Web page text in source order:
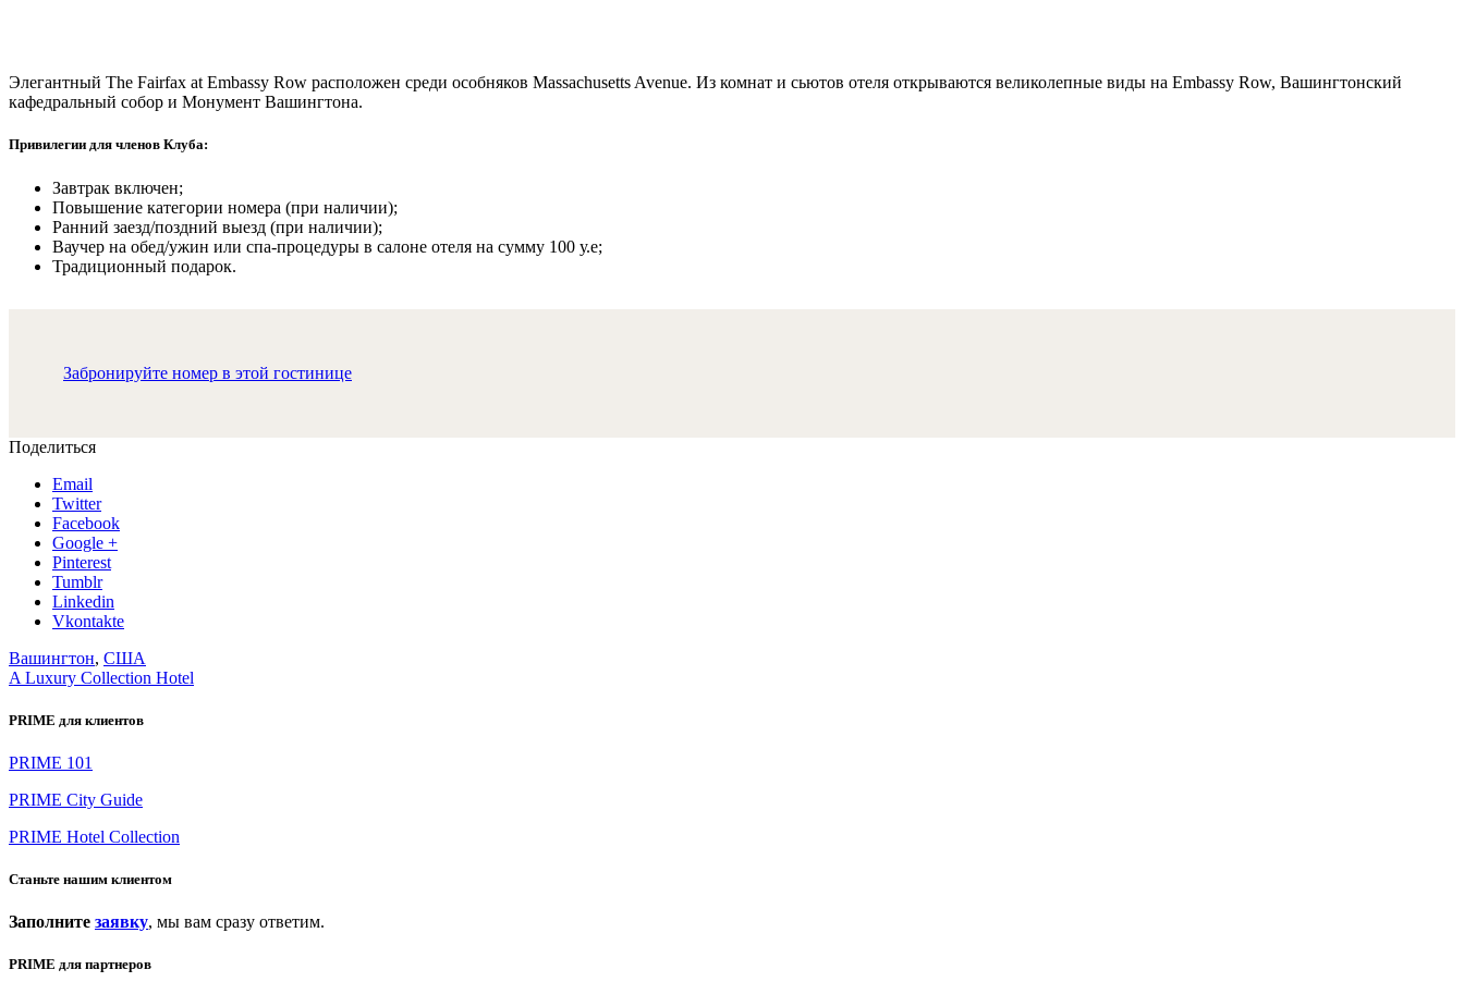
Элегантный The Fairfax at Embassy Row расположен среди особняков Massachusetts Avenue. Из комнат и сьютов отеля открываются великолепные виды на Embassy Row, Вашингтонский
кафедральный собор и Монумент Вашингтона.
Привилегии для членов Клуба:
Завтрак включен;
Повышение категории номера (при наличии);
Ранний заезд/поздний выезд (при наличии);
Ваучер на обед/ужин или спа-процедуры в салоне отеля на сумму 100 у.е;
Традиционный подарок.
Забронируйте номер в этой гостинице
Поделиться
Email
Twitter
Facebook
Google +
Pinterest
Tumblr
Linkedin
Vkontakte
Вашингтон, США
A Luxury Collection Hotel
PRIME для клиентов
PRIME 101
PRIME City Guide
PRIME Hotel Collection
Станьте нашим клиентом
Заполните заявку, мы вам сразу ответим.
PRIME для партнеров